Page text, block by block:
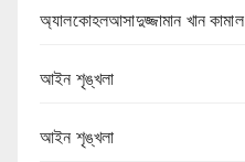
অ্যালকোহলআসাদুজ্জামান খান কামাল
আইন শৃঙ্খলা
আইন শৃঙ্খলা